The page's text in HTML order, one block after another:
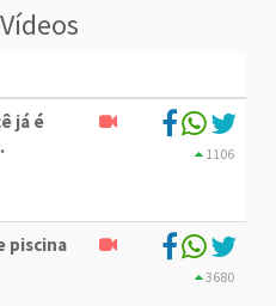
já é
1106
piscina
3680